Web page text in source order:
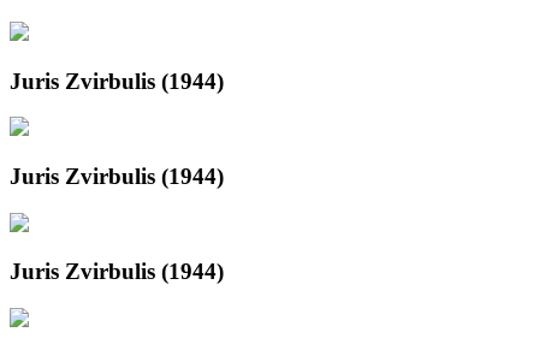
Juris Zvirbulis (1944)
Juris Zvirbulis (1944)
Juris Zvirbulis (1944)